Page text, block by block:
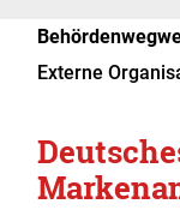
Externe